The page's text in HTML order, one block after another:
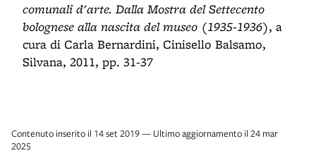
comunali d'arte. Dalla Mostra del Settecento
bolognese alla nascita del museo (1935-1936), a
cura di Carla Bernardini, Cinisello Balsamo,
Silvana, 2011, pp. 31-37
Contenuto inserito il 14 set 2019 — Ultimo aggiornamento il 24 mar
2025